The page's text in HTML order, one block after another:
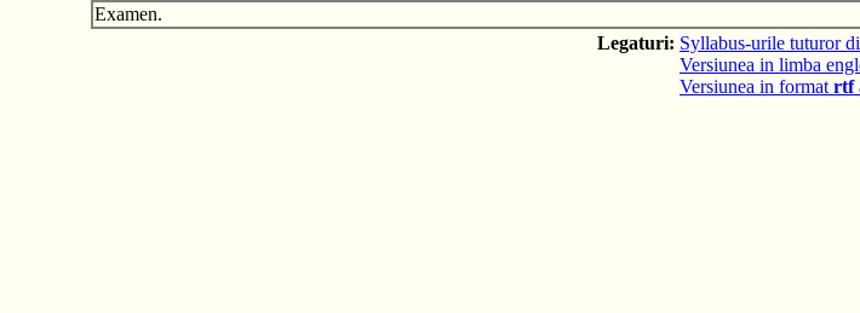
Examen.
Legaturi: Syllabus-urile tuturor
Versiunea in limba
Versiunea in format rtf